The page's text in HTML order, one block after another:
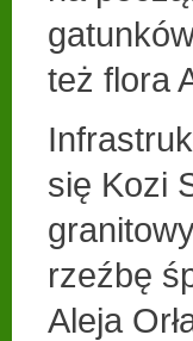
też flora
się Kozi
rzeźbę
Aleja